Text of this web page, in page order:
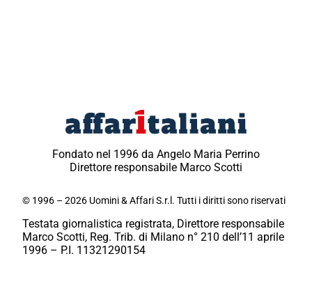
Fondato nel 1996 da Angelo Maria Perrino
Direttore responsabile Marco Scotti
© 1996 – 2026 Uomini & Affari S.r.l. Tutti i diritti sono riservati
Testata giornalistica registrata, Direttore responsabile
Marco Scotti, Reg. Trib. di Milano n° 210 dell’11 aprile
1996 – P.I. 11321290154